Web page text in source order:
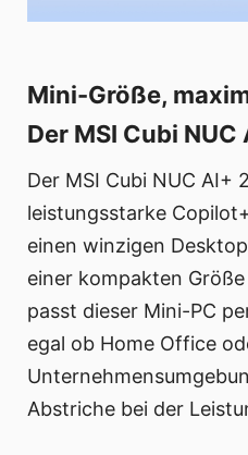
Mini-Größe,
Der MSI Cubi NUC
Der MSI Cubi NUC AI+
leistungsstarke
einen winzigen
einer kompakten
passt dieser Mini-PC
egal ob Home Office
Abstriche bei der